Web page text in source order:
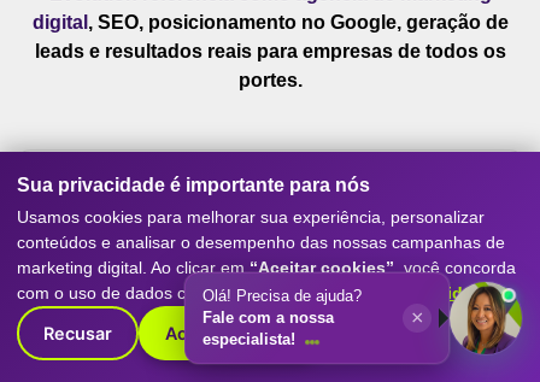
digital , SEO, posicionamento no Google, geração de
leads e resultados reais para empresas de todos os
portes.
SEO Avançado
Sua privacidade é importante para nós
Usamos cookies para melhorar sua experiência, personalizar
conteúdos e analisar o desempenho das nossas campanhas de
marketing digital. Ao clicar em “Aceitar cookies” , você concorda
com o uso de dados conforme nossaPolítica de Privacidade.
Recusar Aceitar cookies
Olá! Precisa de ajuda?
Fale com a nossa
especialista!
×